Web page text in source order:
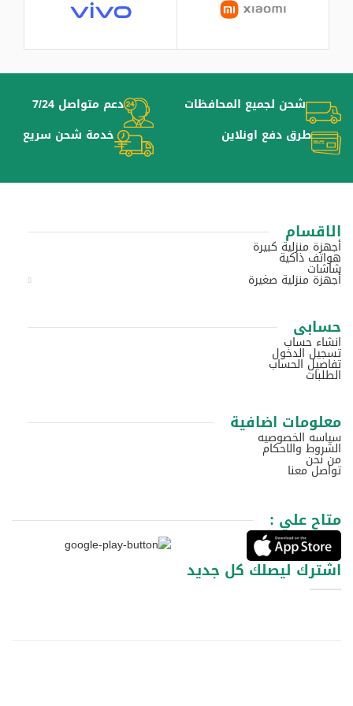
شحن لجميع المحافظات
دعم متواصل 7/24
طرق دفع اونلاين
خدمة شحن سريع
الاقسام
أجهزة منزلية كبيرة
هواتف ذاكية
شاشات
أجهزة منزلية صغيرة
حسابى
انشاء حساب
تسجيل الدخول
تفاصيل الحساب
الطلبات
معلومات اضافية
سياسه الخصوصيه
الشروط والاحكام
من نحن
تواصل معنا
متاح علي :
اشترك ليصلك كل جديد